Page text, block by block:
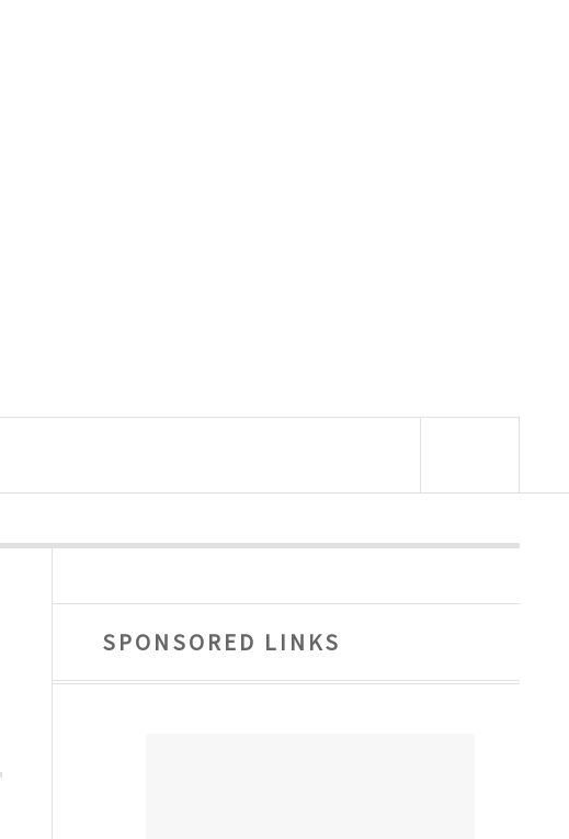
SPONSORED LINKS